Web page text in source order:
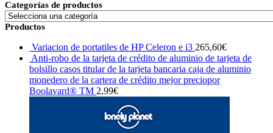
por:
Categorías de productos
Productos
Variacion de portatiles de HP Celeron e i3 265,60€
Anti-robo de la tarjeta de crédito de aluminio de tarjeta de
bolsillo casos titular de la tarjeta bancaria caja de aluminio
monedero de la cartera de crédito mejor preciopor
Boolavard® TM 2,99€